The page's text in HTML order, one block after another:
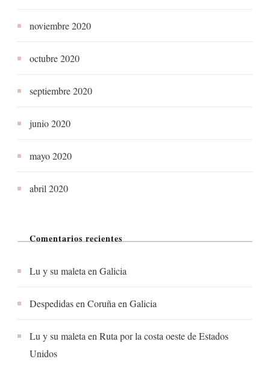
noviembre 2020
octubre 2020
septiembre 2020
junio 2020
mayo 2020
abril 2020
Comentarios recientes
Lu y su maleta en Galicia
Despedidas en Coruña en Galicia
Lu y su maleta en Ruta por la costa oeste de Estados
Unidos